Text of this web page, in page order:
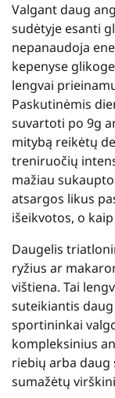
Valgant daug
sudėtyje esanti
nepanaudoja
kepenyse
lengvai
Paskutinėmis
suvartoti po 9g
mitybą reikėtų
treniruočių
mažiau
atsargos likus
išeikvotos, o
Daugelis
ryžius ar
vištiena. Tai
suteikiantis
sportininkai
kompleksinius
riebių arba
sumažėtų